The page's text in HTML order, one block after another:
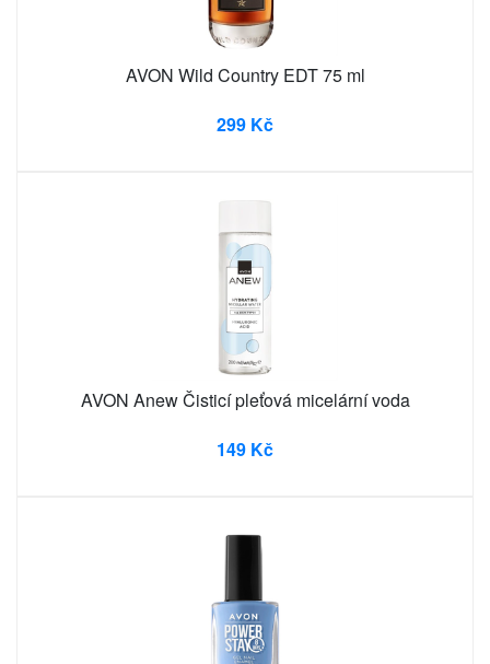
AVON Wild Country EDT 75 ml
299 Kč
AVON Anew Čisticí pleťová micelární voda
149 Kč